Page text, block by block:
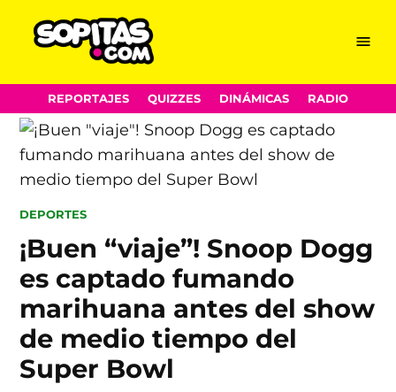
Skip
to
content
Menu
REPORTAJES QUIZZES DINÁMICAS RADIO
POSTED
DEPORTES
¡Buen “viaje”! Snoop Dogg
es captado fumando
marihuana antes del show
de medio tiempo del
Super Bowl